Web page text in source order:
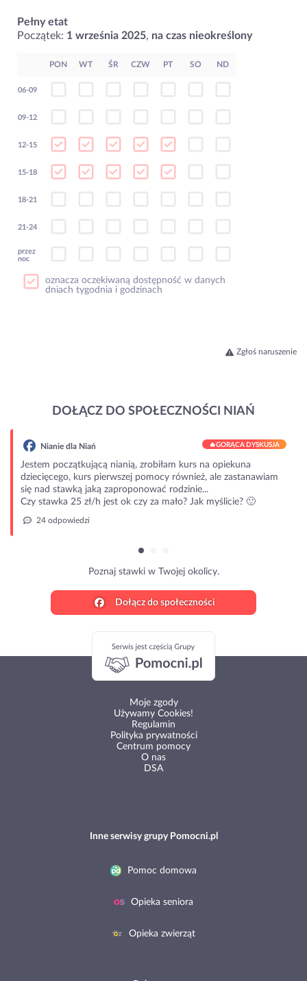
Pełny etat
Początek: 1 września 2025, na czas nieokreślony
PON WT ŚR CZW PT SO ND
06-09
09-12
12-15
15-18
18-21
21-24
przez
noc
oznacza oczekiwaną dostępność w danych
dniach tygodnia i godzinach
Zgłoś naruszenie
DOŁĄCZ DO SPOŁECZNOŚCI NIAŃ
dla Niań GORĄCA DYSKUSJA
początkującą nianią, zrobiłam kurs na opiekuna
kurs pierwszej pomocy również, ale zastanawiam
stawką jaką zaproponować rodzinie...
25 zł/h jest ok czy za mało? Jak myślicie? 🙂
Poznaj stawki w Twojej okolicy.
Dołącz do społeczności
Moje zgody
Używamy Cookies!
Regulamin
Polityka prywatności
Centrum pomocy
O nas
DSA
Inne serwisy grupy Pomocni.pl
Pomoc domowa
Opieka seniora
Opieka zwierząt